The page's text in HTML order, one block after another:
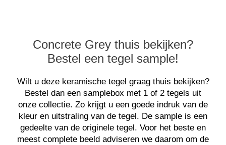
Concrete Grey thuis bekijken?
Bestel een tegel sample!
Wilt u deze keramische tegel graag thuis bekijken?
Bestel dan een samplebox met 1 of 2 tegels uit
onze collectie. Zo krijgt u een goede indruk van de
kleur en uitstraling van de tegel. De sample is een
gedeelte van de originele tegel. Voor het beste en
meest complete beeld adviseren we daarom om de